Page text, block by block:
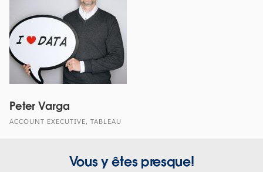
Peter Varga
ACCOUNT EXECUTIVE, TABLEAU
Vous y êtes presque!